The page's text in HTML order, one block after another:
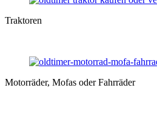
Traktoren
Motorräder, Mofas oder Fahrräder